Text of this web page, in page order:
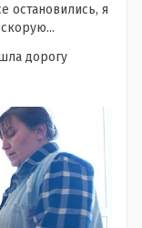
остановились, я
дорогу